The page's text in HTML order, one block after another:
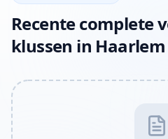
Recente complete
klussen in Haarlem